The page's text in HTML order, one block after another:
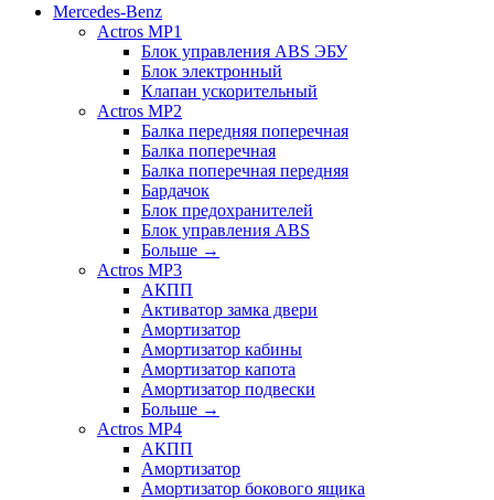
Mercedes-Benz
Actros MP1
Блок управления ABS ЭБУ
Блок электронный
Клапан ускорительный
Actros MP2
Балка передняя поперечная
Балка поперечная
Балка поперечная передняя
Бардачок
Блок предохранителей
Блок управления ABS
Больше →
Actros MP3
АКПП
Активатор замка двери
Амортизатор
Амортизатор кабины
Амортизатор капота
Амортизатор подвески
Больше →
Actros MP4
АКПП
Амортизатор
Амортизатор бокового ящика